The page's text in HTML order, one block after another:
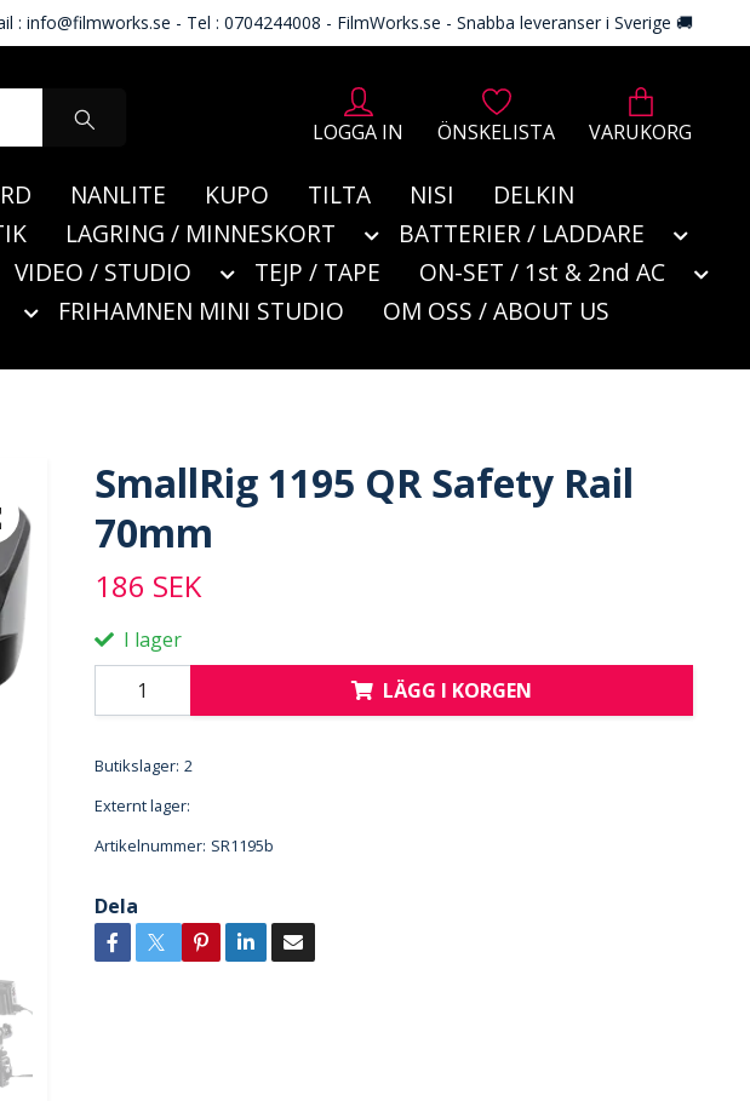
: info@filmworks.se - Tel : 0704244008 - FilmWorks.se - Snabba leveranser i Sverige 🚚
LOGGA IN ÖNSKELISTA VARUKORG
NANLITE KUPO TILTA NISI
DELKIN
LAGRING / MINNESKORT
BATTERIER / LADDARE
VIDEO / STUDIO TEJP / TAPE
ON-SET / 1st & 2nd AC
FRIHAMNEN MINI STUDIO
OM OSS / ABOUT US
SmallRig 1195 QR Safety Rail
70mm
186 SEK
I lager
LÄGG I KORGEN
Butikslager: 2
Externt lager:
Artikelnummer: SR1195b
Dela